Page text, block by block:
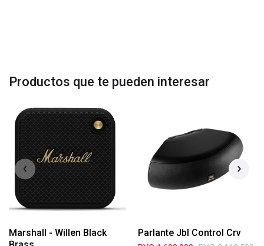
Productos que te pueden interesar
Marshall - Willen Black
Parlante Jbl Control Crv